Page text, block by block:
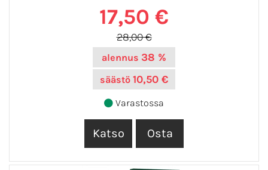
17,50 €
28,00 €
alennus 38 %
säästö 10,50 €
Varastossa